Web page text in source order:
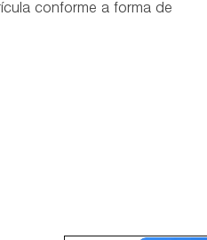
conforme a forma de